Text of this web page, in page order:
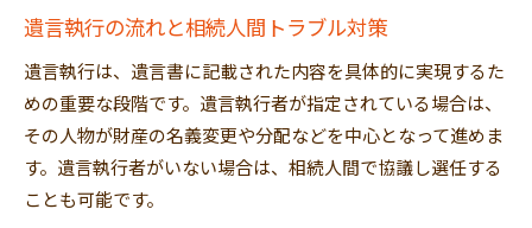
遺言執行の流れと相続人間トラブル対策
遺言執行は、遺言書に記載された内容を具体的に実現するた
めの重要な段階です。遺言執行者が指定されている場合は、
その人物が財産の名義変更や分配などを中心となって進めま
す。遺言執行者がいない場合は、相続人間で協議し選任する
ことも可能です。